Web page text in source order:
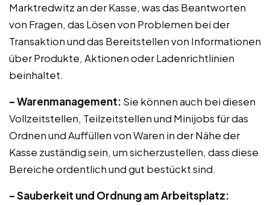
Marktredwitz an der Kasse, was das Beantworten
von Fragen, das Lösen von Problemen bei der
Transaktion und das Bereitstellen von Informationen
über Produkte, Aktionen oder Ladenrichtlinien
beinhaltet.
– Warenmanagement: Sie können auch bei diesen
Vollzeitstellen, Teilzeitstellen und Minijobs für das
Ordnen und Auffüllen von Waren in der Nähe der
Kasse zuständig sein, um sicherzustellen, dass diese
Bereiche ordentlich und gut bestückt sind.
– Sauberkeit und Ordnung am Arbeitsplatz: